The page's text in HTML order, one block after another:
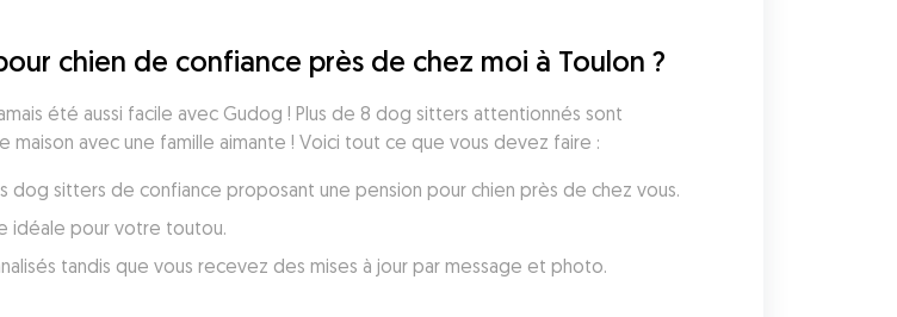
chien de confiance près de chez moi à Toulon ?
été aussi facile avec Gudog ! Plus de 8 dog sitters attentionnés sont
avec une famille aimante ! Voici tout ce que vous devez faire :
dog sitters de confiance proposant une pension pour chien près de chez vous.
idéale pour votre toutou.
tandis que vous recevez des mises à jour par message et photo.